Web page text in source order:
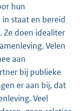
hun
staat en bereid
Ze doen idealiter
Velen
aan
bij publieke
er aan bij, dat
Veel